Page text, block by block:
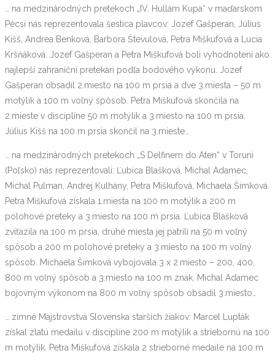
… na medzinárodných pretekoch „IV. Hullám Kupa“ v maďarskom
Pécsi nás reprezentovala šestica plavcov: Jozef Gašperan, Július
Kišš, Andrea Benková, Barbora Števulová, Petra Miškufová a Lucia
Kršňáková. Jozef Gašperan a Petra Miškufová boli vyhodnotení ako
najlepší zahraniční pretekári podľa bodového výkonu. Jozef
Gašperan obsadil 2.miesto na 100 m prsia a dve 3.miesta – 50 m
motýlik a 100 m voľný spôsob. Petra Miškufová skončila na
2.mieste v disciplíne 50 m motýlik a 3.miesto na 100 m prsia.
Július Kišš na 100 m prsia skončil na 3.mieste…
… na medzinárodných pretekoch „S Delfinem do Aten“ v Toruni
(Poľsko) nás reprezentovali: Ľubica Blašková, Michal Adamec,
Michal Pulman, Andrej Kulhány, Petra Miškufová, Michaela Šimková.
Petra Miškufová získala 1.miesta na 100 m motýlik a 200 m
polohové preteky a 3.miesto na 100 m prsia. Ľubica Blašková
zvíťazila na 100 m prsia, druhé miesta jej patrili na 50 m voľný
spôsob a 200 m polohové preteky a 3.miesto na 100 m voľný
spôsob. Michaela Šimková vybojovala 3 x 2.miesto – 200, 400,
800 m voľný spôsob a 3.miesto na 100 m znak. Michal Adamec
bojovným výkonom na 800 m voľný spôsob obsadil 3.miesto…
… zimné Majstrovstvá Slovenska starších žiakov: Marcel Lupták
získal zlatú medailu v disciplíne 200 m motýlik a striebornú na 100
m motýlik. Petra Miškufová získala 2 strieborné medaile na 100 m